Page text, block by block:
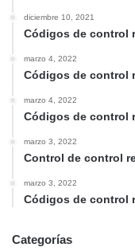
diciembre 10, 2021
Códigos de control
marzo 4, 2022
Códigos de control
marzo 4, 2022
Códigos de control
marzo 3, 2022
Control de control
marzo 3, 2022
Códigos de control
Categorías